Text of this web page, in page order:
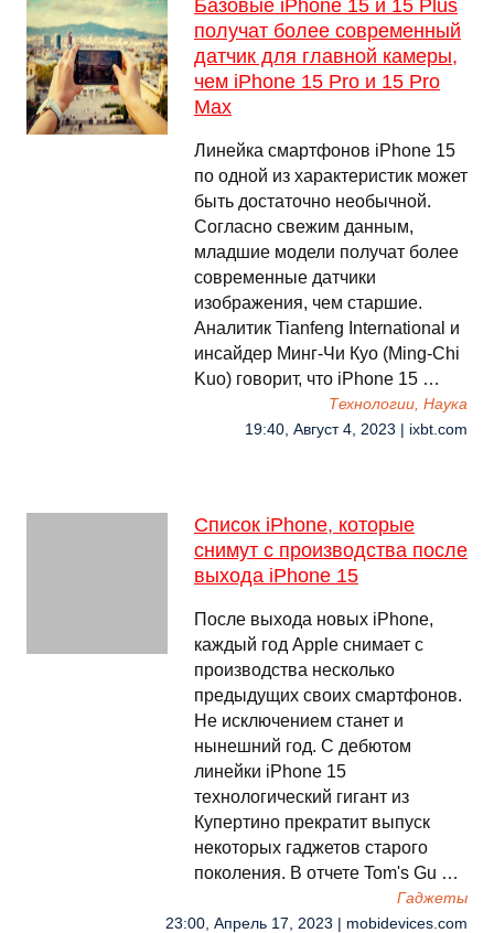
Базовые iPhone 15 и 15 Plus
получат более современный
датчик для главной камеры,
чем iPhone 15 Pro и 15 Pro
Max
Линейка смартфонов iPhone 15
по одной из характеристик может
быть достаточно необычной.
Согласно свежим данным,
младшие модели получат более
современные датчики
изображения, чем старшие.
Аналитик Tianfeng International и
инсайдер Минг-Чи Куо (Ming-Chi
Kuo) говорит, что iPhone 15 …
Технологии, Наука
19:40, Август 4, 2023 | ixbt.com
Список iPhone, которые
снимут с производства после
выхода iPhone 15
После выхода новых iPhone,
каждый год Apple снимает с
производства несколько
предыдущих своих смартфонов.
Не исключением станет и
нынешний год. С дебютом
линейки iPhone 15
технологический гигант из
Купертино прекратит выпуск
некоторых гаджетов старого
поколения. В отчете Tom's Gu …
Гаджеты
23:00, Апрель 17, 2023 | mobidevices.com